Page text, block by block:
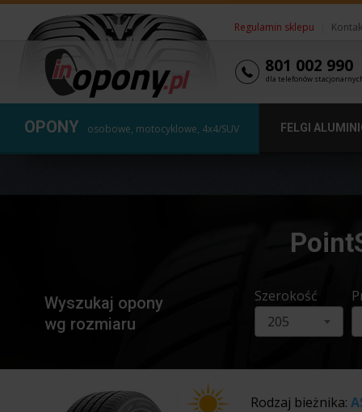
Regulamin sklepu
801 002 990
dla telefonów
OPONY osobowe, motocyklowe, 4x4/SUV FELGI
Wyszukaj opony
wg rozmiaru
Szerokość
205
Rodzaj bieżnika: